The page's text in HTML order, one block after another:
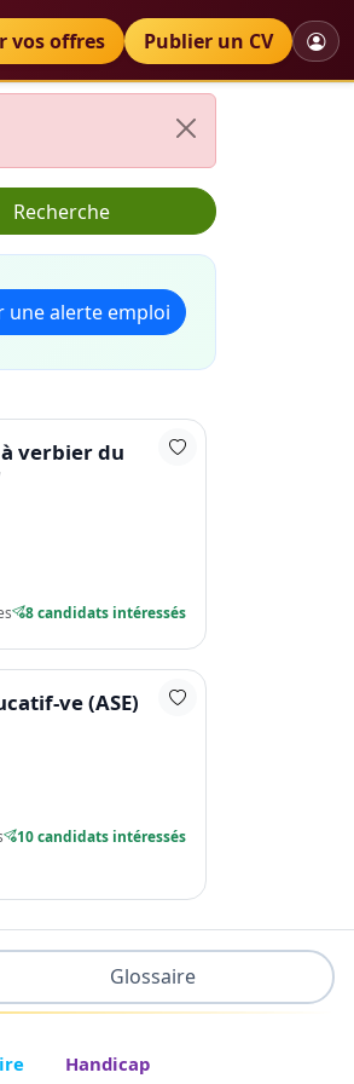
Petites annonces
vos offres Publier un CV
Recherche
une alerte emploi
verbier du
8 candidats intéressés
ve (ASE)
10 candidats intéressés
Glossaire
Handicap